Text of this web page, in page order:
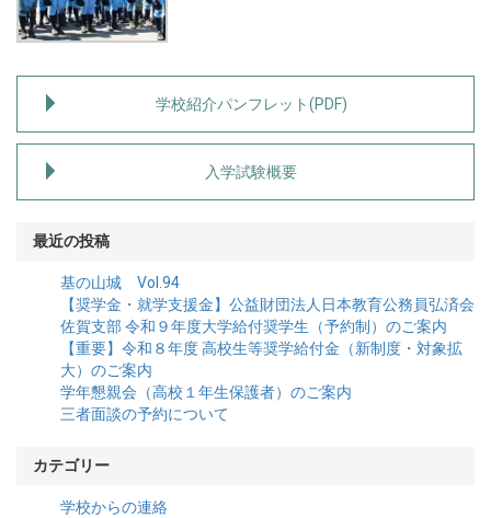
学校紹介パンフレット(PDF)
入学試験概要
最近の投稿
基の山城 Vol.94
【奨学金・就学支援金】公益財団法人日本教育公務員弘済会
佐賀支部 令和９年度大学給付奨学生（予約制）のご案内
【重要】令和８年度 高校生等奨学給付金（新制度・対象拡
大）のご案内
学年懇親会（高校１年生保護者）のご案内
三者面談の予約について
カテゴリー
学校からの連絡